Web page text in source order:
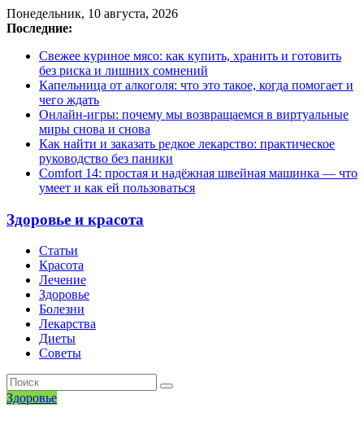
Понедельник, 10 августа, 2026
Последние:
Свежее куриное мясо: как купить, хранить и готовить
без риска и лишних сомнений
Капельница от алкоголя: что это такое, когда помогает и
чего ждать
Онлайн-игры: почему мы возвращаемся в виртуальные
миры снова и снова
Как найти и заказать редкое лекарство: практическое
руководство без паники
Comfort 14: простая и надёжная швейная машинка — что
умеет и как ей пользоваться
Здоровье и красота
Статьи
Красота
Лечение
Здоровье
Болезни
Лекарства
Диеты
Советы
Здоровье